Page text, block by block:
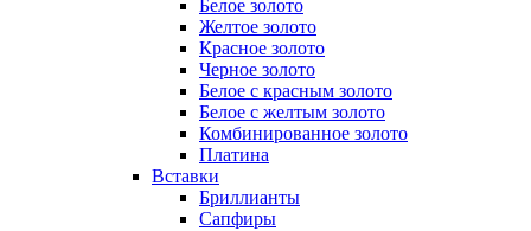
Белое золото
Желтое золото
Красное золото
Черное золото
Белое с красным золото
Белое с желтым золото
Комбинированное золото
Платина
Вставки
Бриллианты
Сапфиры